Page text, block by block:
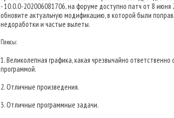
- 10.0.0-202006081706, на форуме доступно патч от 8 июня
обновите актуальную модификацию, в которой были
недоработки и частые вылеты.
Плюсы:
1. Великолепная графика, какая чрезвычайно ответственно
программой.
2. Отличные произведения.
3. Отличные программные задачи.